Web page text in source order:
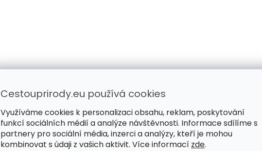
Cestouprirody.eu používá cookies
Využíváme cookies k personalizaci obsahu, reklam, poskytování
funkcí sociálních médií a analýze návštěvnosti. Informace sdílíme s
partnery pro sociální média, inzerci a analýzy, kteří je mohou
kombinovat s údaji z vašich aktivit. Více informací zde.